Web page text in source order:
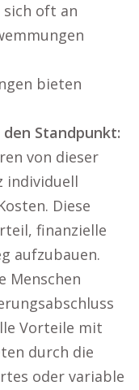
sich oft an
bieten
Standpunkt:
von dieser
individuell
Diese
finanzielle
aufzubauen.
Menschen
Vorteile mit
durch die
oder variable